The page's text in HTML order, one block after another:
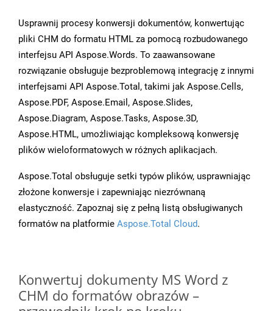
Usprawnij procesy konwersji dokumentów, konwertując
pliki CHM do formatu HTML za pomocą rozbudowanego
interfejsu API Aspose.Words. To zaawansowane
rozwiązanie obsługuje bezproblemową integrację z innymi
interfejsami API Aspose.Total, takimi jak Aspose.Cells,
Aspose.PDF, Aspose.Email, Aspose.Slides,
Aspose.Diagram, Aspose.Tasks, Aspose.3D,
Aspose.HTML, umożliwiając kompleksową konwersję
plików wieloformatowych w różnych aplikacjach.
Aspose.Total obsługuje setki typów plików, usprawniając
złożone konwersje i zapewniając niezrównaną
elastyczność. Zapoznaj się z pełną listą obsługiwanych
formatów na platformie Aspose.Total Cloud.
Konwertuj dokumenty MS Word z
CHM do formatów obrazów –